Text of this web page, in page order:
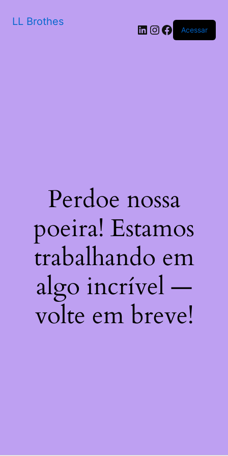
LL Brothes
LinkedIn
Instagram
Facebook
Acessar
Perdoe nossa
poeira! Estamos
trabalhando em
algo incrível —
volte em breve!